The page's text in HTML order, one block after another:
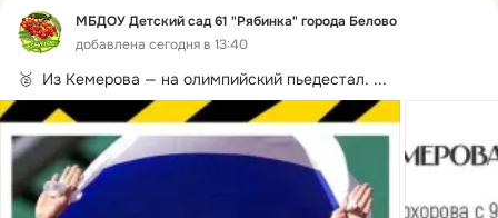
МБДОУ Детский сад 61 "Рябинка" города Белово
добавлена сегодня в 13:40
🥈  Из Кемерова — на олимпийский пьедестал. ...